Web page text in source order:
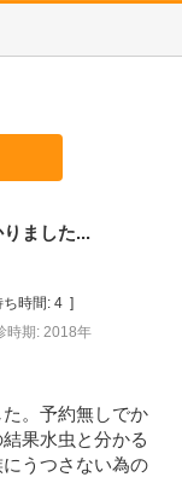
ました...
ち時間: 4 ]
時期: 2018年
。予約無しでか
果水虫と分かる
うつさない為の